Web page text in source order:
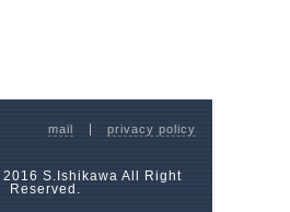
mail privacy policy
S.Ishikawa All Right
Reserved.